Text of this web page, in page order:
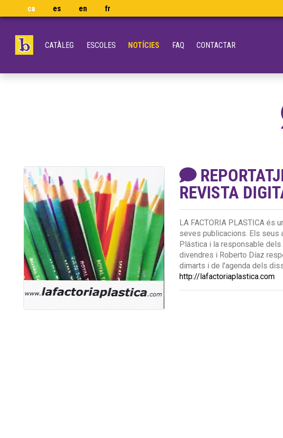
ca es en fr
CATÀLEG ESCOLES NOTÍCIES FAQ CONTACTAR
REVISTA
LA FACTORIA PLASTICA és
seves publicacions. Els seus
Plástica i la responsable
divendres i Roberto Díaz
dimarts i de l'agenda dels
http://lafactoriaplastica.com